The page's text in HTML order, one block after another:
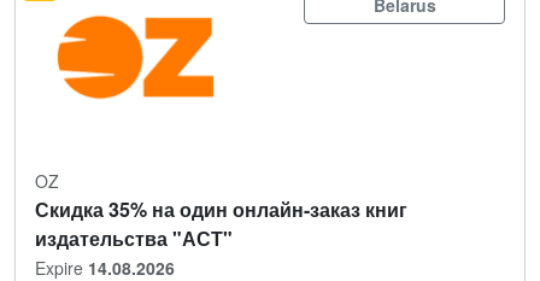
OZ
Скидка 35% на один онлайн-заказ книг
издательства "АСТ"
Expire 14.08.2026